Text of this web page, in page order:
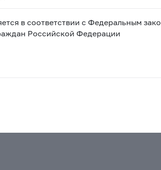
в соответствии с Федеральным
Российской Федерации